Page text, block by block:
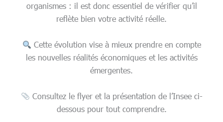
organismes : il est donc essentiel de vérifier qu’il
reflète bien votre activité réelle.
Cette évolution vise à mieux prendre en compte
les nouvelles réalités économiques et les activités
émergentes.
Consultez le flyer et la présentation de l’Insee ci-
dessous pour tout comprendre.